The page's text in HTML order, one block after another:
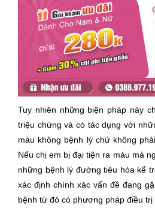
Tuy nhiên những biện pháp này
triệu chứng và có tác dụng với
máu không bệnh lý chứ không
Nếu chị em bị đại tiện ra máu mà
những bệnh lý đường tiêu hóa kể
xác định chính xác vấn đề đang
bệnh từ đó có phương pháp điều trị